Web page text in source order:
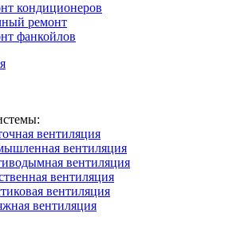
кондиционеров
ремонт
фанкойлов
вентиляция
вентиляция
вентиляция
вентиляция
вентиляция
вентиляция